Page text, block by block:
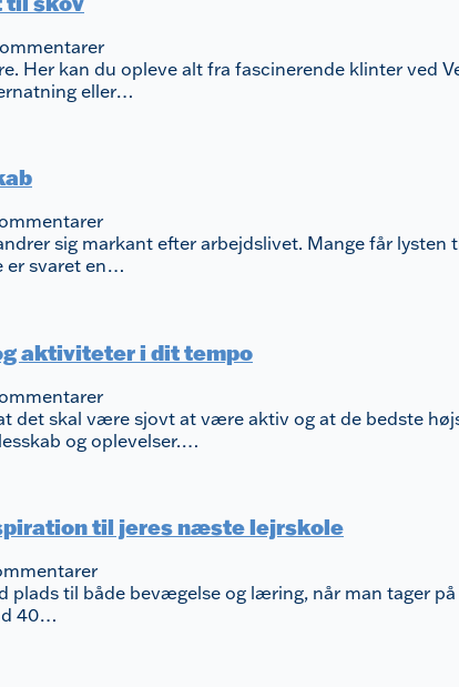
Her kan du opleve alt fra fascinerende klinter ved
eller…
sig markant efter arbejdslivet. Mange får lysten
er svaret en…
aktiviteter i dit tempo
det skal være sjovt at være aktiv og at de bedste
og oplevelser.…
til jeres næste lejrskole
til både bevægelse og læring, når man tager
40…